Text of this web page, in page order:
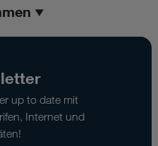
up to date mit
Internet und